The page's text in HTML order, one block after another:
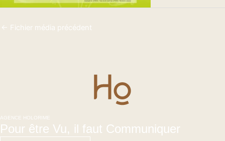
← Fichier média précédent
AGENCE HOLORIME
Pour être Vu, il faut Communiquer